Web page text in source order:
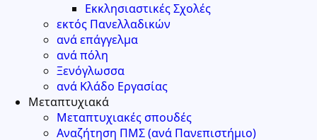
Εκκλησιαστικές Σχολές
εκτός Πανελλαδικών
ανά επάγγελμα
ανά πόλη
Ξενόγλωσσα
ανά Κλάδο Εργασίας
Μεταπτυχιακά
Μεταπτυχιακές σπουδές
Αναζήτηση ΠΜΣ (ανά Πανεπιστήμιο)